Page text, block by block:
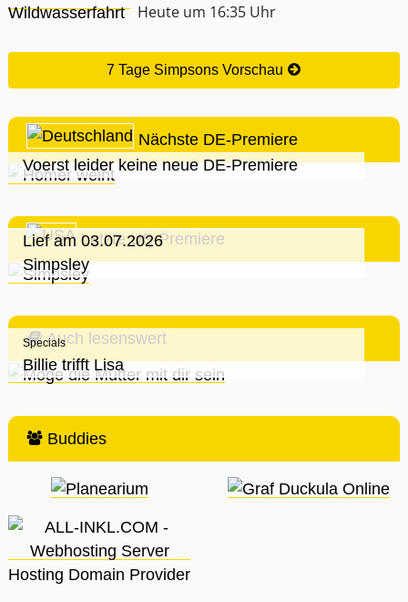
Heute um 16:35 Uhr
7 Tage Simpsons Vorschau
Nächste DE-Premiere
Voerst leider keine neue DE-Premiere
Letzte US-Premiere
Lief am 03.07.2026
Simpsley
Auch lesenswert
Specials
Billie trifft Lisa
Buddies